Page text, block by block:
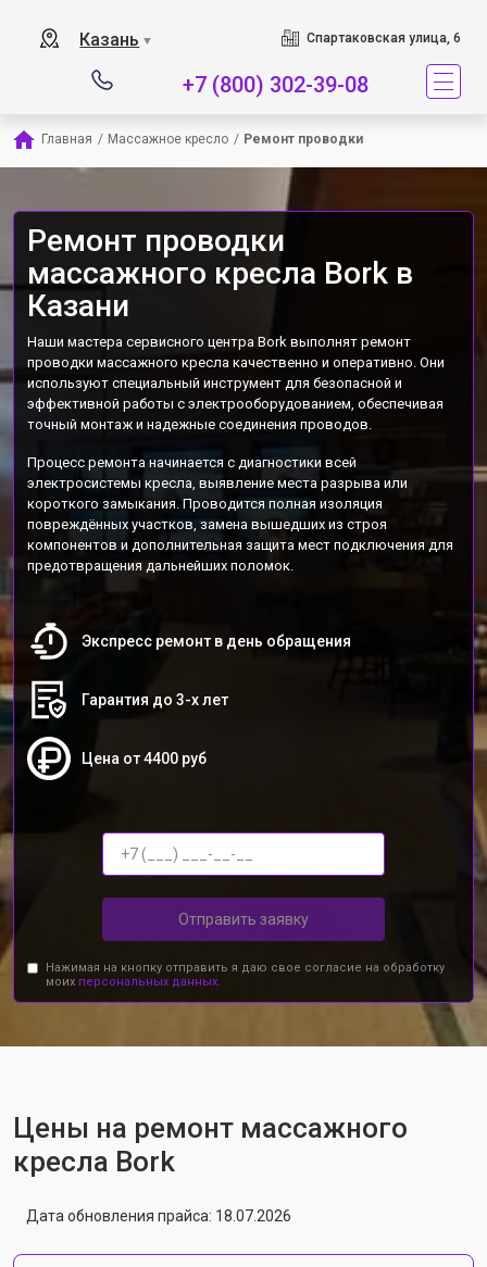
Казань ▼ Спартаковская улица, 6
+7 (800) 302-39-08
Главная / Массажное кресло / Ремонт проводки
Ремонт проводки
массажного кресла Bork в
Казани
Наши мастера сервисного центра Bork выполнят ремонт
проводки массажного кресла качественно и оперативно. Они
используют специальный инструмент для безопасной и
эффективной работы с электрооборудованием, обеспечивая
точный монтаж и надежные соединения проводов.
Процесс ремонта начинается с диагностики всей
электросистемы кресла, выявление места разрыва или
короткого замыкания. Проводится полная изоляция
повреждённых участков, замена вышедших из строя
компонентов и дополнительная защита мест подключения для
предотвращения дальнейших поломок.
Экспресс ремонт в день обращения
Гарантия до 3-х лет
Цена от 4400 руб
Отправить заявку
Нажимая на кнопку отправить я даю свое согласие на обработку
моих персональных данных.
Цены на ремонт массажного
кресла Bork
Дата обновления прайса: 18.07.2026